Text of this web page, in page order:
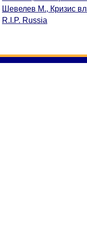
Шевелев М., Кризис
R.I.P. Russia